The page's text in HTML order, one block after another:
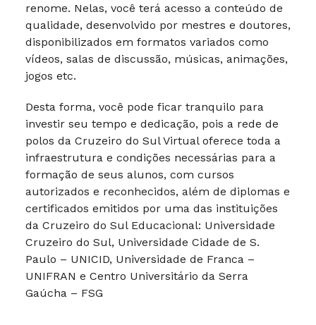
renome. Nelas, você terá acesso a conteúdo de
qualidade, desenvolvido por mestres e doutores,
disponibilizados em formatos variados como
vídeos, salas de discussão, músicas, animações,
jogos etc.
Desta forma, você pode ficar tranquilo para
investir seu tempo e dedicação, pois a rede de
polos da Cruzeiro do Sul Virtual oferece toda a
infraestrutura e condições necessárias para a
formação de seus alunos, com cursos
autorizados e reconhecidos, além de diplomas e
certificados emitidos por uma das instituições
da Cruzeiro do Sul Educacional: Universidade
Cruzeiro do Sul, Universidade Cidade de S.
Paulo – UNICID, Universidade de Franca –
UNIFRAN e Centro Universitário da Serra
Gaúcha – FSG